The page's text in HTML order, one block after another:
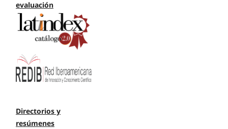
evaluación
Directorios y
resúmenes